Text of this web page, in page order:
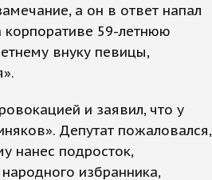
а он в ответ напал
59-летнюю
внуку певицы,
и заявил, что у
Депутат пожаловался,
нанес подросток,
избранника,